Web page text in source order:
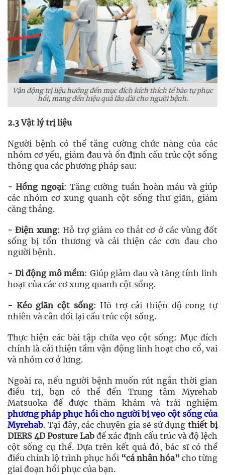
Vận động trị liệu hướng đến mục đích kích thích tế bào tự phục
hồi, mang đến hiệu quả lâu dài cho người bệnh.
2.3 Vật lý trị liệu
Người bệnh có thể tăng cường chức năng của các
nhóm cơ yếu, giảm đau và ổn định cấu trúc cột sống
thông qua các phương pháp sau:
- Hồng ngoại: Tăng cường tuần hoàn máu và giúp
các nhóm cơ xung quanh cột sống thư giãn, giảm
căng thẳng.
- Điện xung: Hỗ trợ giảm co thắt cơ ở các vùng đốt
sống bị tổn thương và cải thiện các cơn đau cho
người bệnh.
- Di động mô mềm: Giúp giảm đau và tăng tính linh
hoạt của các cơ xung quanh cột sống.
- Kéo giãn cột sống: Hỗ trợ cải thiện độ cong tự
nhiên và cân đối lại cấu trúc cột sống.
Thực hiện các bài tập chữa vẹo cột sống: Mục đích
chính là cải thiện tầm vận động linh hoạt cho cổ, vai
và nhóm cơ ở lưng.
Ngoài ra, nếu người bệnh muốn rút ngắn thời gian
điều trị, bạn có thể đến Trung tâm Myrehab
Matsuoka để được thăm khám và trải nghiệm
phương pháp phục hồi cho người bị vẹo cột sống của
Myrehab. Tại đây, các chuyên gia sẽ sử dụng thiết bị
DIERS 4D Posture Lab để xác định cấu trúc và độ lệch
cột sống cụ thể. Dựa trên kết quả đó, bác sĩ có thể
điều chỉnh lộ trình phục hồi “cá nhân hóa” cho từng
giai đoạn hồi phục của bạn.